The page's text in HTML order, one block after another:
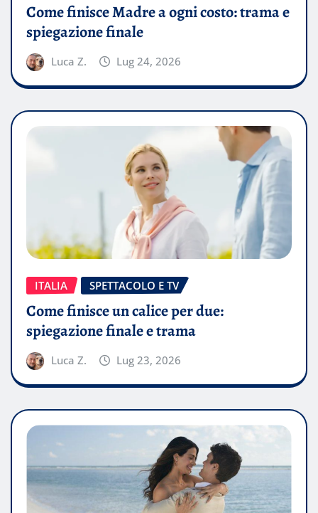
Come finisce Madre a ogni costo: trama e
spiegazione finale
Luca Z. Lug 24, 2026
ITALIA SPETTACOLO E TV
Come finisce un calice per due:
spiegazione finale e trama
Luca Z. Lug 23, 2026